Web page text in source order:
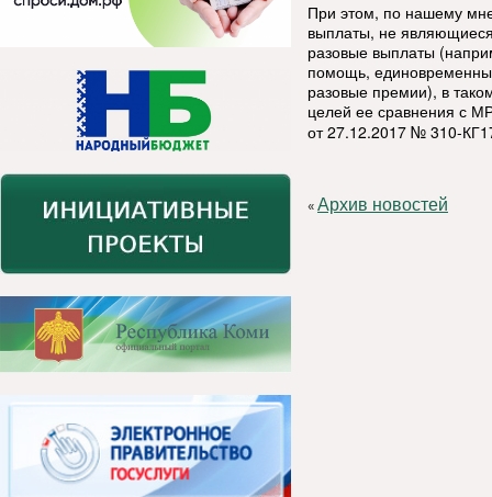
При этом, по нашему
выплаты, не
разовые выплаты
помощь,
разовые премии), в
целей ее сравнения с
от 27.12.2017 № 310-
«Архив новостей